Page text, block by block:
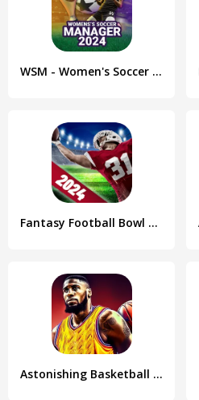
WSM - Women's Soccer Manager
Fantasy Football Bowl Manager
Astonishing Basketball Manager